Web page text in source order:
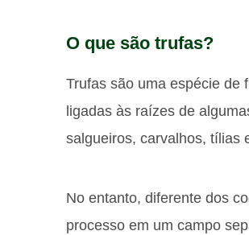
O que são trufas?
Trufas são uma espécie de
ligadas às raízes de
salgueiros, carvalhos, tílias
No entanto, diferente dos
processo em um campo